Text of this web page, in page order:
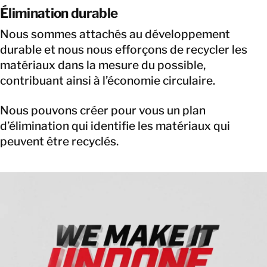
Élimination durable
Nous sommes attachés au développement
durable et nous nous efforçons de recycler les
matériaux dans la mesure du possible,
contribuant ainsi à l’économie circulaire.
Nous pouvons créer pour vous un plan
d’élimination qui identifie les matériaux qui
peuvent être recyclés.